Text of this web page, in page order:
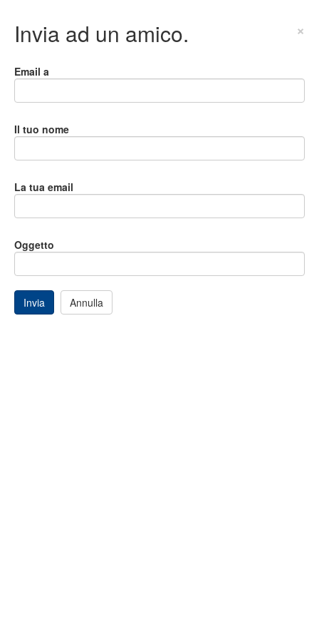
Invia ad un amico. ×
Email a
Il tuo nome
La tua email
Oggetto
Invia Annulla